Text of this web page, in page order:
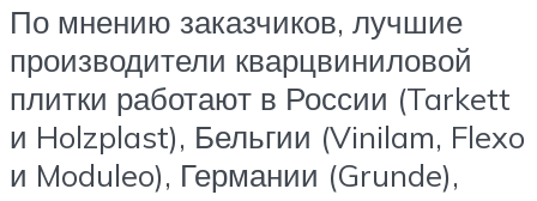
По мнению заказчиков, лучшие
производители кварцвиниловой
плитки работают в России (Tarkett
и Holzplast), Бельгии (Vinilam, Flexo
и Moduleo), Германии (Grunde),